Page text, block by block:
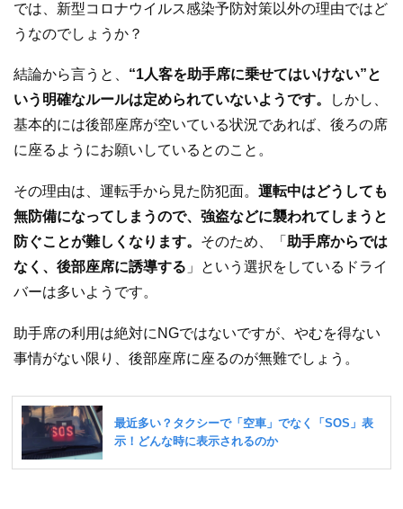
では、新型コロナウイルス感染予防対策以外の理由ではど
うなのでしょうか？
結論から言うと、 “1人客を助手席に乗せてはいけない”と
いう明確なルールは定められていないようです。
しかし、
基本的には後部座席が空いている状況であれば、後ろの席
に座るようにお願いしているとのこと。
その理由は、運転手から見た防犯面。 運転中はどうしても
無防備になってしまうので、強盗などに襲われてしまうと
防ぐことが難しくなります。 そのため、「 助手席からでは
なく、後部座席に誘導する 」という選択をしているドライ
バーは多いようです。
助手席の利用は絶対にNGではないですが、やむを得ない
事情がない限り、後部座席に座るのが無難でしょう。